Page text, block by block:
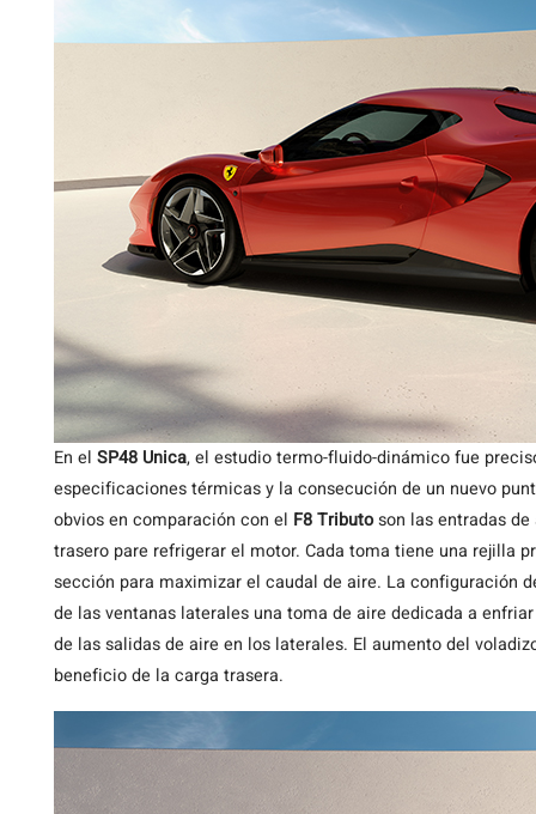
En el SP48 Unica, el estudio termo-fluido-dinámico fue
especificaciones térmicas y la consecución de un nuevo
obvios en comparación con el F8 Tributoson las entradas de
trasero pare refrigerar el motor. Cada toma tiene una rejilla
sección para maximizar el caudal de aire. La configuración
de las ventanas laterales una toma de aire dedicada a
de las salidas de aire en los laterales. El aumento del
beneficio de la carga trasera.